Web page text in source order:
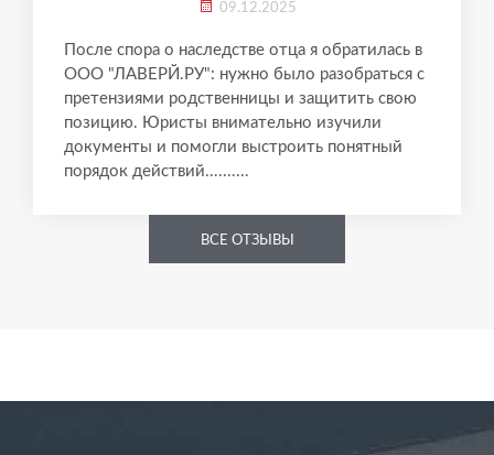
После спора о наследстве отца я обратилась в
ООО "ЛАВЕРЙ.РУ": нужно было разобраться с
претензиями родственницы и защитить свою
позицию. Юристы внимательно изучили
документы и помогли выстроить понятный
порядок действий..........
09.12.2025
ВСЕ ОТЗЫВЫ